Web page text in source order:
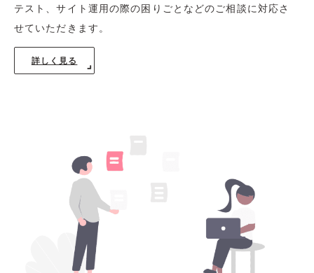
テスト、サイト運用の際の困りごとなどのご相談に対応さ
せていただきます。
詳しく見る